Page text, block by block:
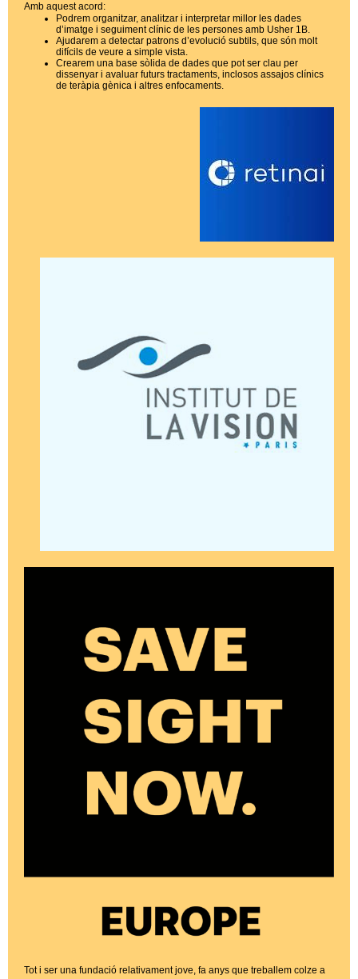
Amb aquest acord:
Podrem organitzar, analitzar i interpretar millor les dades
d’imatge i seguiment clínic de les persones amb Usher 1B.
Ajudarem a detectar patrons d’evolució subtils, que són molt
difícils de veure a simple vista.
Crearem una base sòlida de dades que pot ser clau per
dissenyar i avaluar futurs tractaments, inclosos assajos clínics
de teràpia gènica i altres enfocaments.
Tot i ser una fundació relativament jove, fa anys que treballem colze a